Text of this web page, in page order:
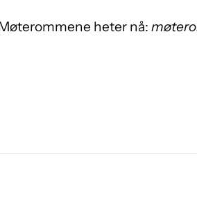
heter nå: